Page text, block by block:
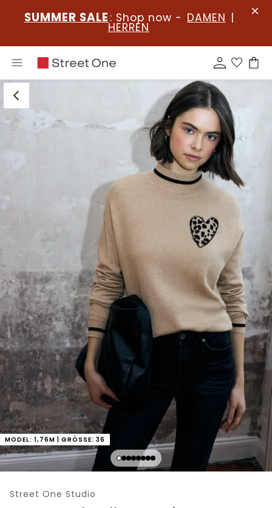
SUMMER SALE : Shop now - DAMEN |
HERREN
MODEL: 1,76M | GRÖSSE: 36
Street One Studio